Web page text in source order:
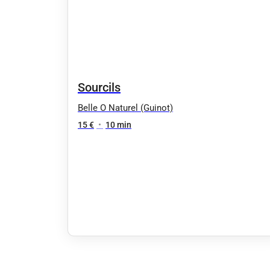
Sourcils
Belle O Naturel (Guinot)
15 € • 10 min